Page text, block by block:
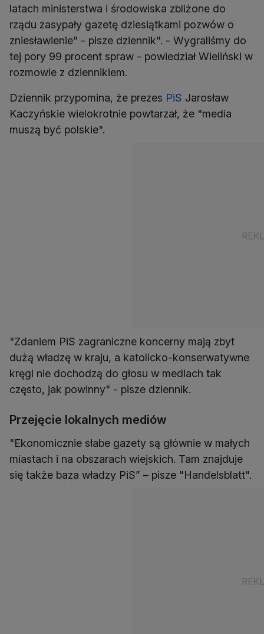
latach ministerstwa i środowiska zbliżone do
rządu zasypały gazetę dziesiątkami pozwów o
zniesławienie" - pisze dziennik". - Wygraliśmy do
tej pory 99 procent spraw - powiedział Wieliński w
rozmowie z dziennikiem.
Dziennik przypomina, że prezes PiS Jarosław
Kaczyńskie wielokrotnie powtarzał, że "media
muszą być polskie".
"Zdaniem PiS zagraniczne koncerny mają zbyt
dużą władzę w kraju, a katolicko-konserwatywne
kręgi nie dochodzą do głosu w mediach tak
często, jak powinny" - pisze dziennik.
Przejęcie lokalnych mediów
"Ekonomicznie słabe gazety są głównie w małych
miastach i na obszarach wiejskich. Tam znajduje
się także baza władzy PiS” – pisze "Handelsblatt".